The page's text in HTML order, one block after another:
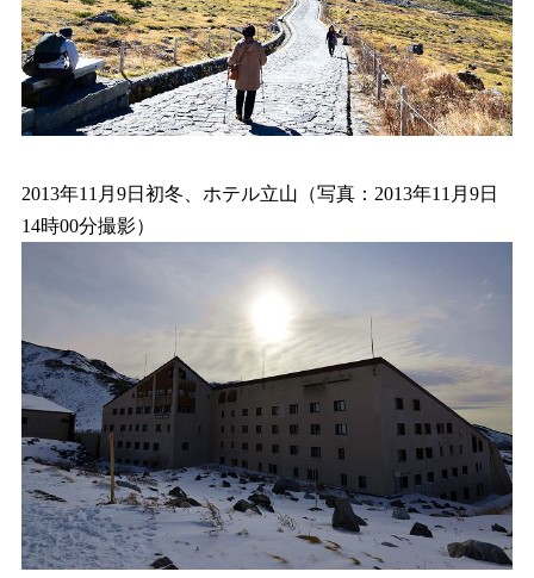
2013年11月9日初冬、ホテル立山（写真：2013年11月9日
14時00分撮影）